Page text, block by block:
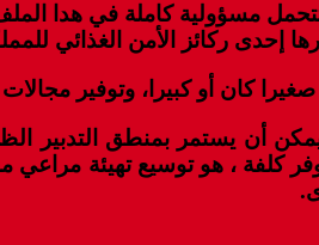
مسؤولية كاملة في هدا
إحدى ركائز الأمن الغذائي
كان أو كبيرا، وتوفير
يمكن أن يستمر بمنطق
كلفة ، هو توسيع تهيئة